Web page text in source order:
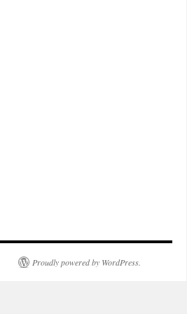
Proudly powered by WordPress.